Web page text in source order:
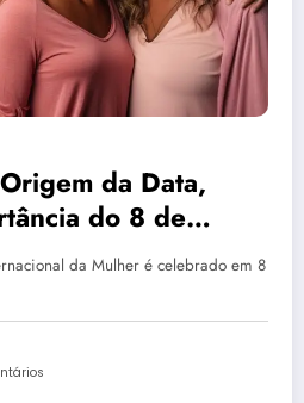
da Data,
do 8 de
da Mulher é celebrado em 8